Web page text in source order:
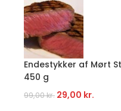
Endestykker af Mørt
450 g
99,00kr. 29,00 kr.